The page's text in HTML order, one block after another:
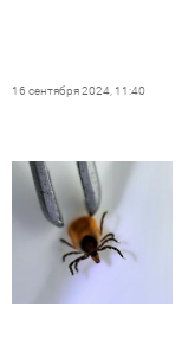
16 сентября 2024, 11:40